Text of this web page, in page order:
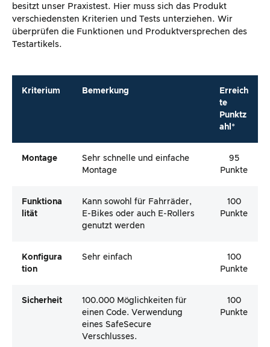
besitzt unser Praxistest. Hier muss sich das Produkt
verschiedensten Kriterien und Tests unterziehen. Wir
überprüfen die Funktionen und Produktversprechen des
Testartikels.
Kriterium Bemerkung
Erreich
te
Punktz
ahl*
Montage
Sehr schnelle und einfache
Montage
95
Punkte
Funktiona
Lität
Kann sowohl für Fahrräder,
E-Bikes oder auch E-Rollers
genutzt werden
100
Punkte
Konfigura
Tion
Sehr einfach
100
Punkte
Sicherheit
100.000 Möglichkeiten für
einen Code. Verwendung
eines SafeSecure
Verschlusses.
100
Punkte